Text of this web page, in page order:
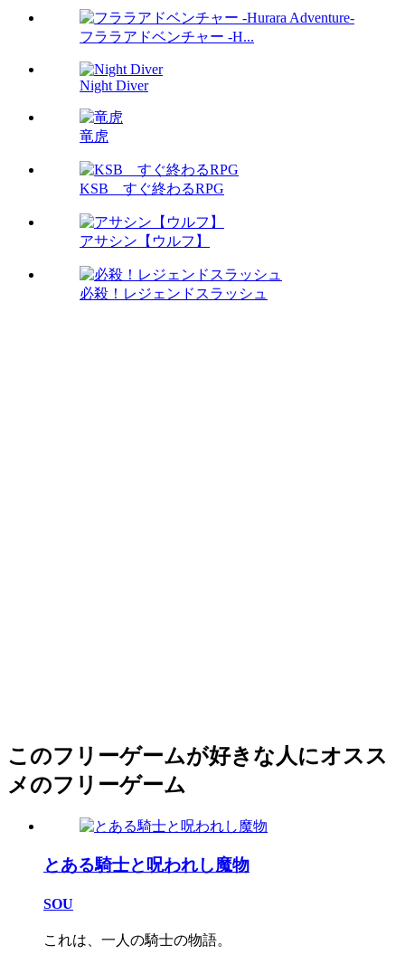
フララアドベンチャー -H...
Night Diver
竜虎
KSB すぐ終わるRPG
アサシン【ウルフ】
必殺！レジェンドスラッシュ
このフリーゲームが好きな人にオスス
メのフリーゲーム
とある騎士と呪われし魔物
SOU
これは、一人の騎士の物語。